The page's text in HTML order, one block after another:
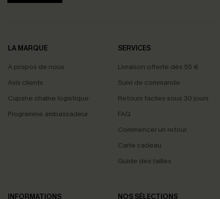
LA MARQUE
À propos de nous
Avis clients
Cupshe chaîne logistique
Programme ambassadeur
SERVICES
Livraison offerte dès 55 €
Suivi de commande
Retours faciles sous 30 jours
FAQ
Commencer un retour
Carte cadeau
Guide des tailles
INFORMATIONS
NOS SÉLECTIONS